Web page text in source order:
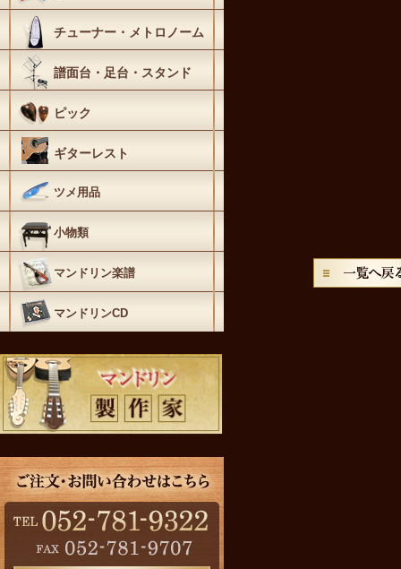
チューナー・メトロノーム
譜面台・足台・スタンド
ピック
ギターレスト
ツメ用品
小物類
マンドリン楽譜
マンドリンCD